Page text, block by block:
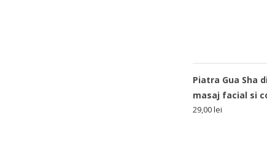
Piatra Gua Sha
masaj facial si
29,00lei